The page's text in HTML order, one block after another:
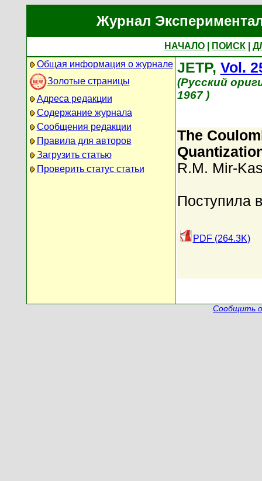
Журнал
НАЧАЛО ПОИСК
Общая информация о журнале
Золотые страницы
Адреса редакции
Содержание журнала
Сообщения редакции
Правила для авторов
Загрузить статью
Проверить статус статьи
JETP, Vol.
(Русский
1967 )
The
R.M. Mir-
Поступила
PDF (264.3K)
Сообщить о